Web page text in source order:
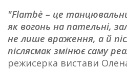
"Flambè – це
як вогонь на пательні,
не лише враження, а й
післясмак змінює саму
режисерка вистави